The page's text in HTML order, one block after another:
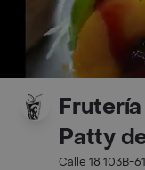
Patty
Calle 18 103B-61